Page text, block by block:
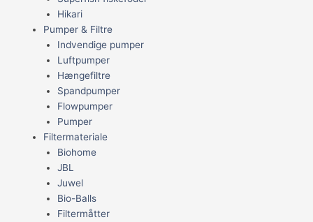
Hikari
Pumper & Filtre
Indvendige pumper
Luftpumper
Hængefiltre
Spandpumper
Flowpumper
Pumper
Filtermateriale
Biohome
JBL
Juwel
Bio-Balls
Filtermåtter